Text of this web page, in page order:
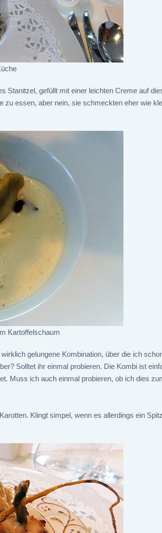
Stanitzel, gefüllt mit einer leichten Creme auf
zu essen, aber nein, sie schmeckten eher wie
Kartoffelschaum
gelungene Kombination, über die ich
Solltet ihr einmal probieren. Die Kombi ist
Muss ich auch einmal probieren, ob ich dies
Klingt simpel, wenn es allerdings ein